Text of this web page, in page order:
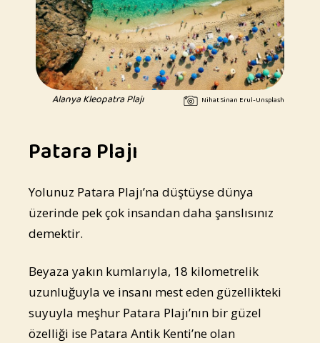
Alanya Kleopatra Plajı Nihat Sinan Erul-Unsplash
Patara Plajı
Yolunuz Patara Plajı’na düştüyse dünya
üzerinde pek çok insandan daha şanslısınız
demektir.
Beyaza yakın kumlarıyla, 18 kilometrelik
uzunluğuyla ve insanı mest eden güzellikteki
suyuyla meşhur Patara Plajı’nın bir güzel
özelliği ise Patara Antik Kenti’ne olan